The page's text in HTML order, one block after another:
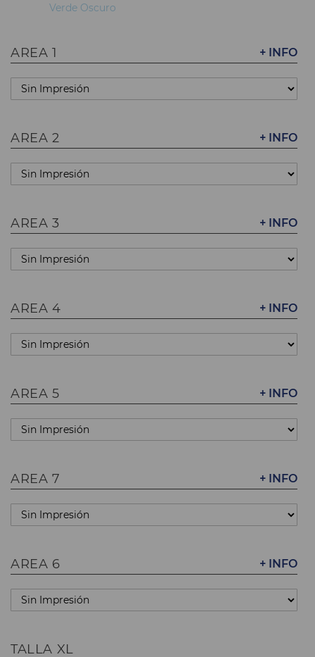
Verde Oscuro
+ INFO
AREA 1
+ INFO
AREA 2
+ INFO
AREA 3
+ INFO
AREA 4
+ INFO
AREA 5
+ INFO
AREA 7
+ INFO
AREA 6
TALLA XL